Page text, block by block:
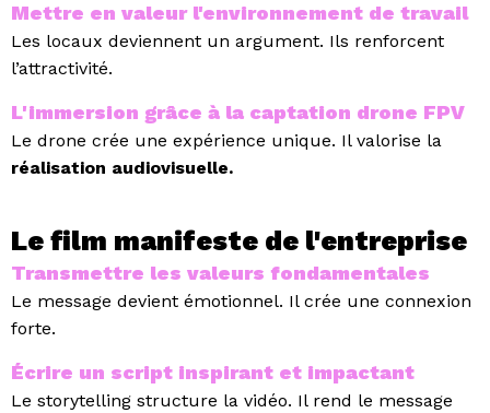
Mettre en valeur l'environnement de travail
Les locaux deviennent un argument. Ils renforcent
l’attractivité.
L'immersion grâce à la captation drone FPV
Le drone crée une expérience unique. Il valorise la
réalisation audiovisuelle.
Le film manifeste de l'entreprise
Transmettre les valeurs fondamentales
Le message devient émotionnel. Il crée une connexion
forte.
Écrire un script inspirant et impactant
Le storytelling structure la vidéo. Il rend le message